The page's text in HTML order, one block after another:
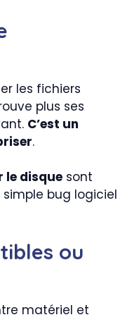
les fichiers
plus ses
C’est un
.
le disque sont
simple bug logiciel
ou
matériel et